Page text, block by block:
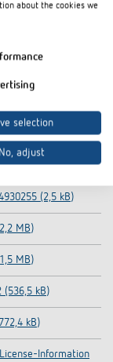
kB)
(2,5 kB)
MB)
MB)
(536,5 kB)
kB)
Information
about the cookies we
selection
No, adjust